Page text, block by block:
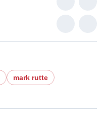
mark rutte